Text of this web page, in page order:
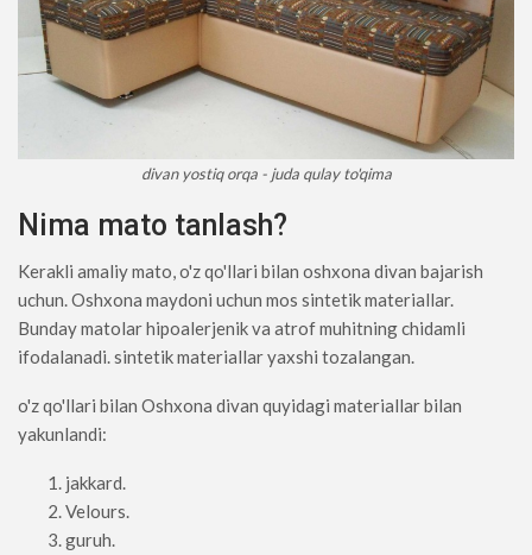
divan yostiq orqa - juda qulay to'qima
Nima mato tanlash?
Kerakli amaliy mato, o'z qo'llari bilan oshxona divan bajarish
uchun. Oshxona maydoni uchun mos sintetik materiallar.
Bunday matolar hipoalerjenik va atrof muhitning chidamli
ifodalanadi. sintetik materiallar yaxshi tozalangan.
o'z qo'llari bilan Oshxona divan quyidagi materiallar bilan
yakunlandi:
jakkard.
Velours.
guruh.